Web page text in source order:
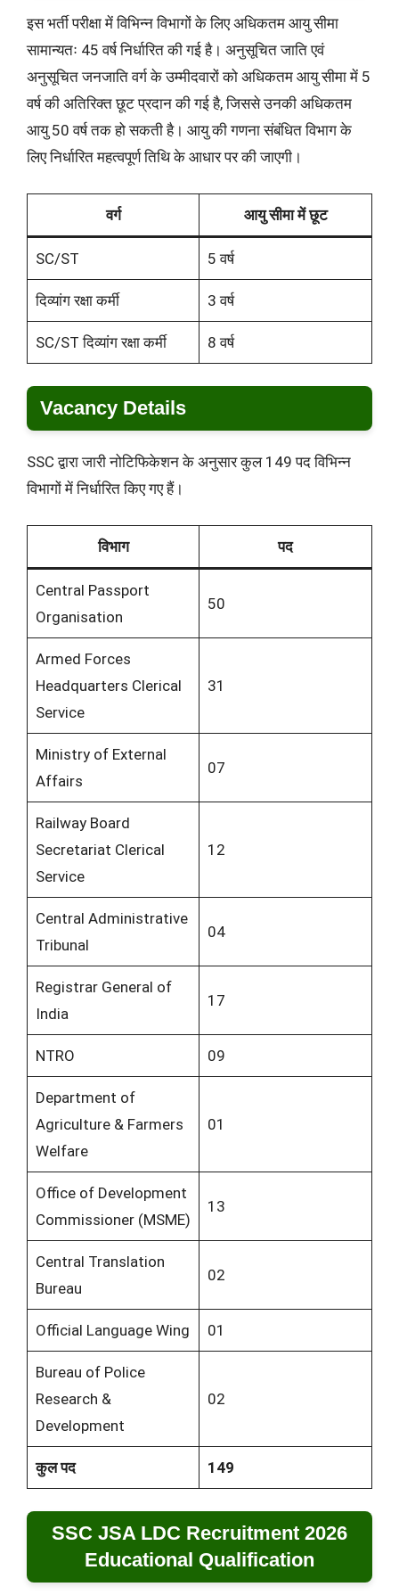
इस भर्ती परीक्षा में विभिन्न विभागों के लिए अधिकतम आयु सीमा
सामान्यतः 45 वर्ष निर्धारित की गई है। अनुसूचित जाति एवं
अनुसूचित जनजाति वर्ग के उम्मीदवारों को अधिकतम आयु सीमा में 5
वर्ष की अतिरिक्त छूट प्रदान की गई है, जिससे उनकी अधिकतम
आयु 50 वर्ष तक हो सकती है। आयु की गणना संबंधित विभाग के
लिए निर्धारित महत्वपूर्ण तिथि के आधार पर की जाएगी।
वर्ग आयु सीमा में छूट
SC/ST 5 वर्ष
दिव्यांग रक्षा कर्मी 3 वर्ष
SC/ST दिव्यांग रक्षा कर्मी 8 वर्ष
Vacancy Details
SSC द्वारा जारी नोटिफिकेशन के अनुसार कुल 149 पद विभिन्न
विभागों में निर्धारित किए गए हैं।
विभाग पद
Central Passport
Organisation
50
Armed Forces
Headquarters Clerical
Service
31
Ministry of External
Affairs
07
Railway Board
Secretariat Clerical
Service
12
Central Administrative
Tribunal
04
Registrar General of
India
17
NTRO 09
Department of
Agriculture & Farmers
Welfare
01
Office of Development
Commissioner (MSME)
13
Central Translation
Bureau
02
Official Language Wing 01
Bureau of Police
Research &
Development
02
कुल पद 149
SSC JSA LDC Recruitment 2026
Educational Qualification